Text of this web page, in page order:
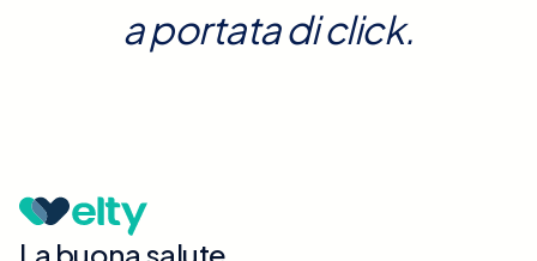
a portata di click.
La buona salute